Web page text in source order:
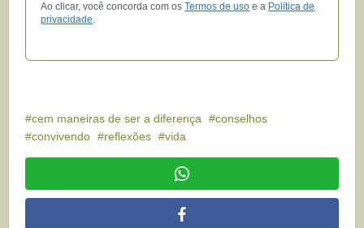
Ao clicar, você concorda com osTermos de uso e a Política de
privacidade.
cem maneiras de ser a diferença
conselhos
convivendo
reflexões vida